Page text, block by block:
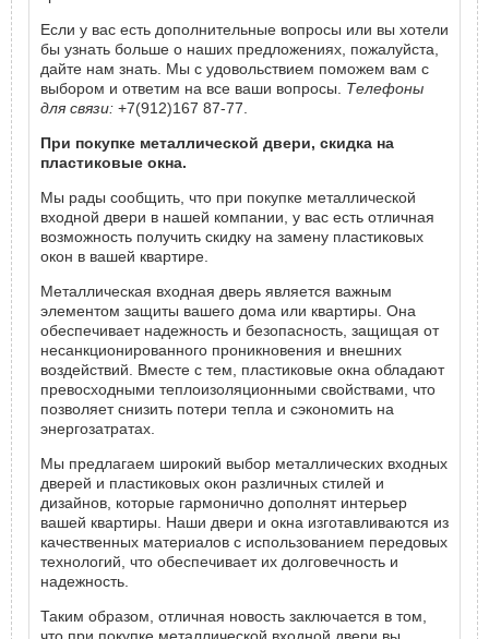
Если у вас есть дополнительные вопросы или вы хотели
бы узнать больше о наших предложениях, пожалуйста,
дайте нам знать. Мы с удовольствием поможем вам с
выбором и ответим на все ваши вопросы. Телефоны
для связи: +7(912)167 87-77.
При покупке металлической двери, скидка на
пластиковые окна.
Мы рады сообщить, что при покупке металлической
входной двери в нашей компании, у вас есть отличная
возможность получить скидку на замену пластиковых
окон в вашей квартире.
Металлическая входная дверь является важным
элементом защиты вашего дома или квартиры. Она
обеспечивает надежность и безопасность, защищая от
несанкционированного проникновения и внешних
воздействий. Вместе с тем, пластиковые окна обладают
превосходными теплоизоляционными свойствами, что
позволяет снизить потери тепла и сэкономить на
энергозатратах.
Мы предлагаем широкий выбор металлических входных
дверей и пластиковых окон различных стилей и
дизайнов, которые гармонично дополнят интерьер
вашей квартиры. Наши двери и окна изготавливаются из
качественных материалов с использованием передовых
технологий, что обеспечивает их долговечность и
надежность.
Таким образом, отличная новость заключается в том,